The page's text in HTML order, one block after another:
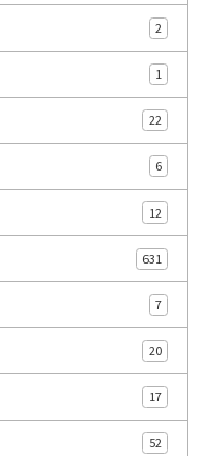
2
1
22
6
12
631
7
20
17
52